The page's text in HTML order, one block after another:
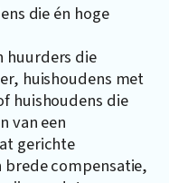
die én hoge
huurders die
huishoudens met
huishoudens die
van een
gerichte
compensatie,